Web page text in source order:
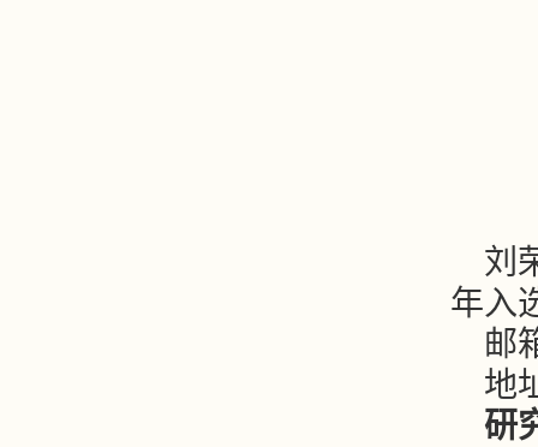
刘
年入
邮
地
研